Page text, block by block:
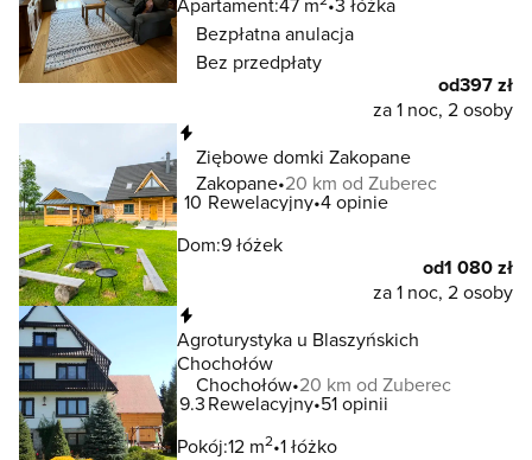
Bezpłatna anulacja
Bez przedpłaty
od397 zł
za 1 noc, 2 osoby
Ziębowe domki Zakopane
Zakopane 20 km od Zuberec
10 Rewelacyjny 4 opinie
Dom:9 łóżek
od1 080 zł
za 1 noc, 2 osoby
Agroturystyka u Blaszyńskich
Chochołów
Chochołów 20 km od Zuberec
9.3Rewelacyjny 51 opinii
Pokój:12 m2 1 łóżko